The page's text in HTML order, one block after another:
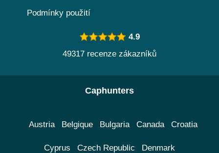
Podmínky použití
4.9
49317 recenze zákazníků
Caphunters
Austria Belgique Bulgaria Canada Croatia
Cyprus Czech Republic Denmark